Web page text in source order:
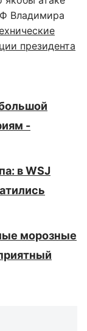
Владимира
президента
-
в WSJ
морозные